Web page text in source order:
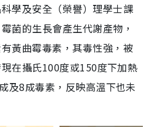
學及安全（榮譽）理學士課
菌的生長會產生代謝產物，
黃曲霉毒素，其毒性強，被
在攝氏100度或150度下加熱
及8成毒素，反映高溫下也未